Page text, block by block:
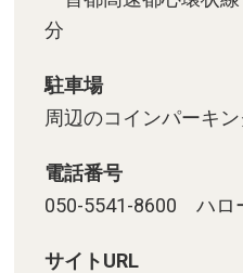
分
駐車場
周辺のコインパーキ
電話番号
050-5541-8600 ハロ
サイトURL